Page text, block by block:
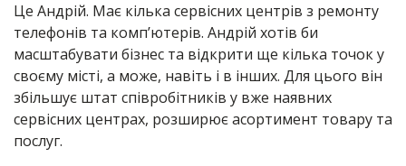
Це Андрій. Має кілька сервісних центрів з ремонту
телефонів та комп’ютерів. Андрій хотів би
масштабувати бізнес та відкрити ще кілька точок у
своєму місті, а може, навіть і в інших. Для цього він
збільшує штат співробітників у вже наявних
сервісних центрах, розширює асортимент товару та
послуг.